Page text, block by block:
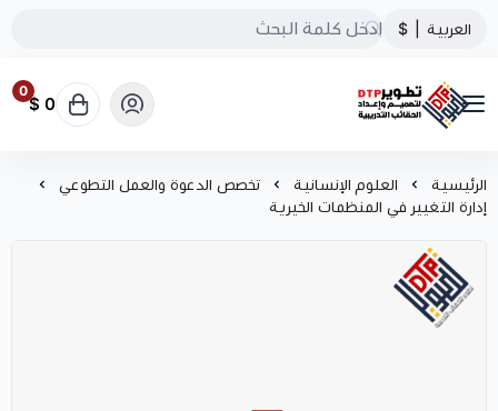
العربية $
تطوير الحقائب التدريبية
0
0 $
الرئيسية العلوم الإنسانية
تخصص الدعوة والعمل التطوعي
إدارة التغيير في المنظمات الخيرية